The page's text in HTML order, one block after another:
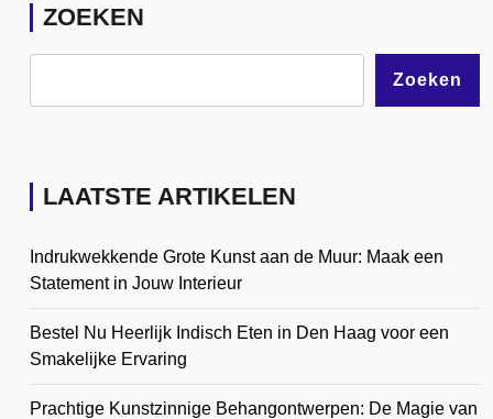
ZOEKEN
Zoeken
LAATSTE ARTIKELEN
Indrukwekkende Grote Kunst aan de Muur: Maak een
Statement in Jouw Interieur
Bestel Nu Heerlijk Indisch Eten in Den Haag voor een
Smakelijke Ervaring
Prachtige Kunstzinnige Behangontwerpen: De Magie van